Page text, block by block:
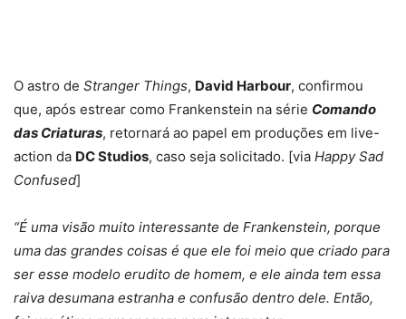
O astro de Stranger Things, David Harbour, confirmou
que, após estrear como Frankenstein na série Comando
das Criaturas, retornará ao papel em produções em live-
action da DC Studios, caso seja solicitado. [via Happy Sad
Confused]
“É uma visão muito interessante de Frankenstein, porque
uma das grandes coisas é que ele foi meio que criado para
ser esse modelo erudito de homem, e ele ainda tem essa
raiva desumana estranha e confusão dentro dele. Então,